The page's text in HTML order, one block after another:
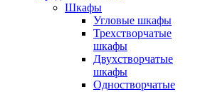
Шкафы
Угловые шкафы
Трехстворчатые
шкафы
Двухстворчатые
шкафы
Одностворчатые